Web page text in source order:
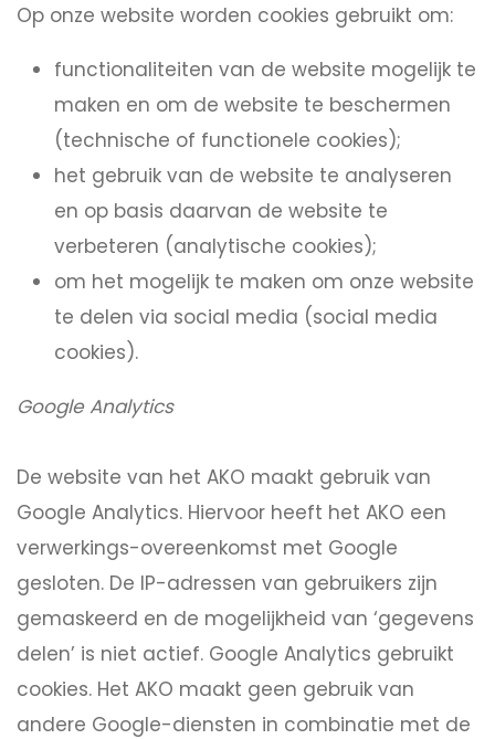
Op onze website worden cookies gebruikt om:
functionaliteiten van de website mogelijk te
maken en om de website te beschermen
(technische of functionele cookies);
het gebruik van de website te analyseren
en op basis daarvan de website te
verbeteren (analytische cookies);
om het mogelijk te maken om onze website
te delen via social media (social media
cookies).
Google Analytics
De website van het AKO maakt gebruik van
Google Analytics. Hiervoor heeft het AKO een
verwerkings-overeenkomst met Google
gesloten. De IP-adressen van gebruikers zijn
gemaskeerd en de mogelijkheid van ‘gegevens
delen’ is niet actief. Google Analytics gebruikt
cookies. Het AKO maakt geen gebruik van
andere Google-diensten in combinatie met de